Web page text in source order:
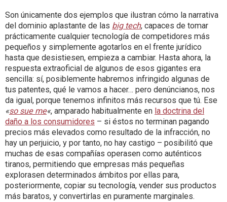
Son únicamente dos ejemplos que ilustran cómo la narrativa
del dominio aplastante de las big tech, capaces de tomar
prácticamente cualquier tecnología de competidores más
pequeños y simplemente agotarlos en el frente jurídico
hasta que desistiesen, empieza a cambiar. Hasta ahora, la
respuesta extraoficial de algunos de esos gigantes era
sencilla: sí, posiblemente habremos infringido algunas de
tus patentes, qué le vamos a hacer… pero denúncianos, nos
da igual, porque tenemos infinitos más recursos que tú. Ese
«so sue me«, amparado habitualmente en la doctrina del
daño a los consumidores – si éstos no terminan pagando
precios más elevados como resultado de la infracción, no
hay un perjuicio, y por tanto, no hay castigo – posibilitó que
muchas de esas compañías operasen como auténticos
tiranos, permitiendo que empresas más pequeñas
explorasen determinados ámbitos por ellas para,
posteriormente, copiar su tecnología, vender sus productos
más baratos, y convertirlas en puramente marginales.